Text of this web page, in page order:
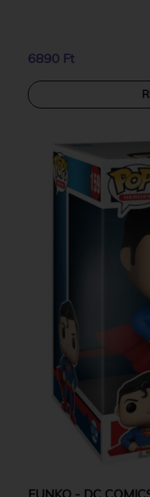
6890 Ft
FUNKO - DC